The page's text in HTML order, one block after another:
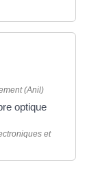
(Anil)
optique
et